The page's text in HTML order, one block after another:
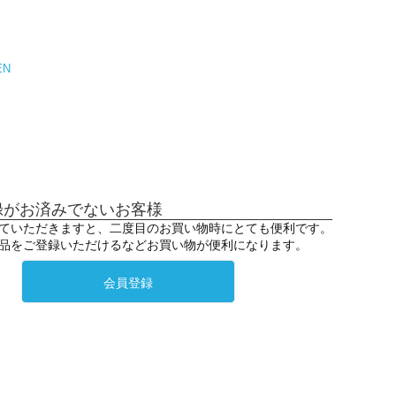
お済みでないお客様
いただきますと、二度目のお買い物時にとても便利です。
をご登録いただけるなどお買い物が便利になります。
会員登録